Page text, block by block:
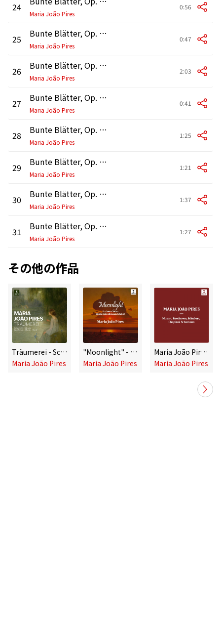
24
Maria João Pires
0:56
25 Bunte Blätter, Op. 99: No. 3, Stücklein III
Maria João Pires
0:47
26 Bunte Blätter, Op. 99: No. 4, Albumblätter I
Maria João Pires
2:03
27 Bunte Blätter, Op. 99: No. 5, Albumblätter II
Maria João Pires
0:41
28 Bunte Blätter, Op. 99: No. 6, Albumblätter III
Maria João Pires
1:25
29 Bunte Blätter, Op. 99: No. 7, Albumblätter IV
Maria João Pires
1:21
30 Bunte Blätter, Op. 99: No. 8, Albumblätter V
Maria João Pires
1:37
31 Bunte Blätter, Op. 99: No. 10, Präludium
Maria João Pires
1:27
その他の作品
Träumerei - Schumann, Chopin, Beethoven, Mozart, Bach
Maria João Pires
"Moonlight" - Beethoven, Mozart, Chopin, Bach, Schumann, Schubert
Maria João Pires
Maria João Pires Plays Mozart, Beethoven, Schubert, Chopin & Schumann
Maria João Pires